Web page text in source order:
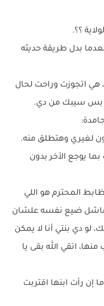
؟؟.
بدل طريقة حديثه
هي اتجوزت وراحت لحال
بس سيبك من دي.
لغيري وهتطلق منه.
يوجع الأخر بدون
المحترم هو اللي
ضيع نفسه علشان
لو دي بنتي أنا لا يمكن
اتقي الله بقى يا
إن رأت ابنها اقتربت